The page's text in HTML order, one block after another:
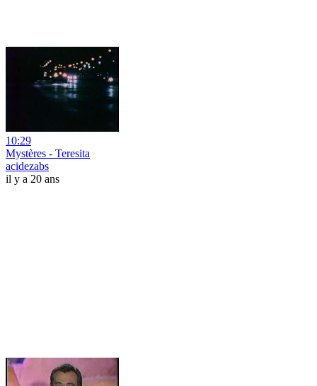
10:29
Mystères - Teresita
acidezabs
il y a 20 ans